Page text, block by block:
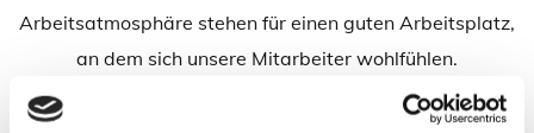
Arbeitsatmosphäre stehen für einen guten Arbeitsplatz,
an dem sich unsere Mitarbeiter wohlfühlen.